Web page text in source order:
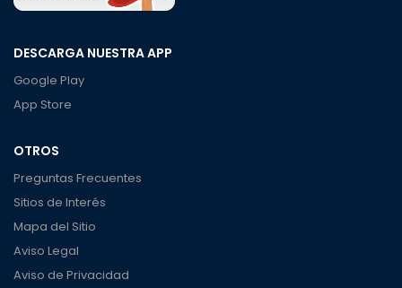
DESCARGA NUESTRA APP
Google Play
App Store
OTROS
Preguntas Frecuentes
Sitios de Interés
Mapa del Sitio
Aviso Legal
Aviso de Privacidad